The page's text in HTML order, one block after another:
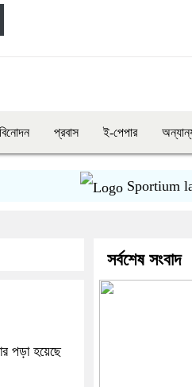
বিনোদন প্রবাস ই-পেপার
Sportium la
পড়া হয়েছে
সর্বশেষ সংবাদ